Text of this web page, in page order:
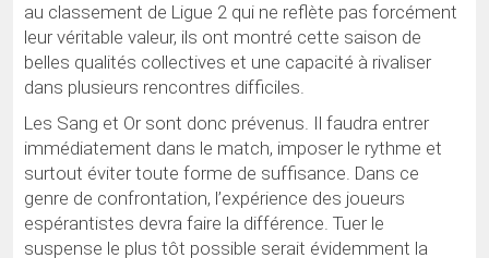
au classement de Ligue 2 qui ne reflète pas forcément
leur véritable valeur, ils ont montré cette saison de
belles qualités collectives et une capacité à rivaliser
dans plusieurs rencontres difficiles.
Les Sang et Or sont donc prévenus. Il faudra entrer
immédiatement dans le match, imposer le rythme et
surtout éviter toute forme de suffisance. Dans ce
genre de confrontation, l’expérience des joueurs
espérantistes devra faire la différence. Tuer le
suspense le plus tôt possible serait évidemment la